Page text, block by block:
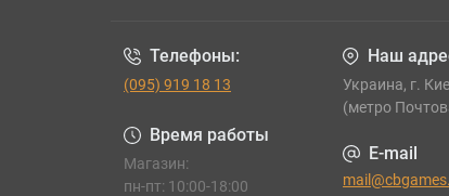
Телефоны:
(095) 919 18 13
Время работы
Магазин:
пн-пт: 10:00-18:00
Наш
Украина, г.
(метро
E-mail